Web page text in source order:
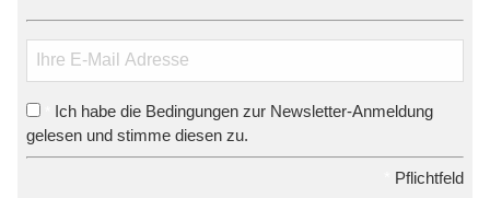
Ich habe die Bedingungen zur Newsletter-Anmeldung
gelesen und stimme diesen zu.
Pflichtfeld